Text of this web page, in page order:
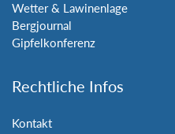
Wetter & Lawinenlage
Bergjournal
Gipfelkonferenz
Rechtliche Infos
Kontakt